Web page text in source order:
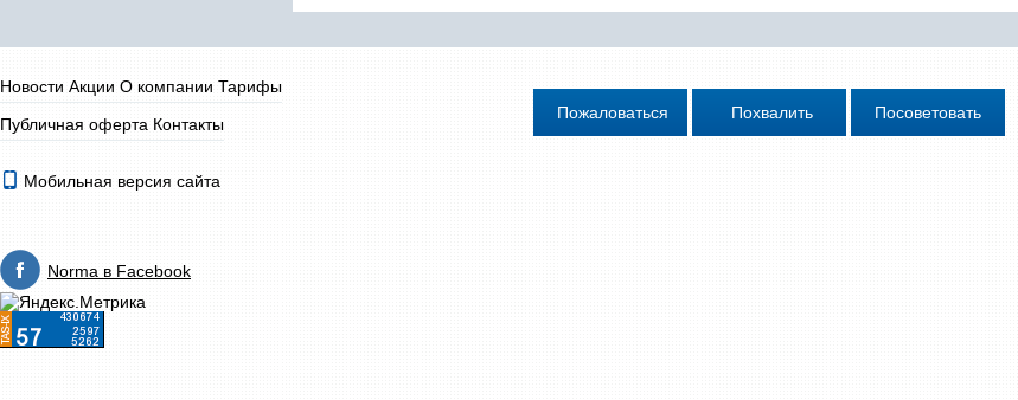
Новости Акции О компании Тарифы
Публичная оферта Контакты
Мобильная версия сайта
Norma в Facebook